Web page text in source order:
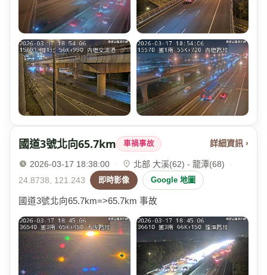
國道3號北向65.7km 車禍事故 詳細資訊 ›
2026-03-17 18:38:00 · 北部 大溪(62) - 龍潭(68)
·
24.8738, 121.243
即時影像 Google 地圖
國道3號北向65.7km=>65.7km 事故